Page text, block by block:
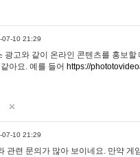
07-10 21:29
광고와 같이 온라인 콘텐츠를 홍보
아요. 예를 들어 https://
07-10 21:29
관련 문의가 많아 보이네요. 만약 게